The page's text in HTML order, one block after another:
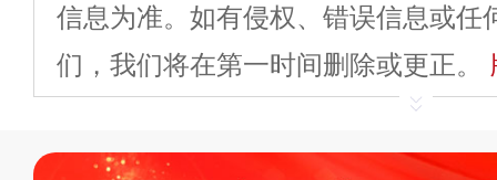
信息为准。如有侵权、错误信息或任
们，我们将在第一时间删除或更正。
平台自有内容（文字
标、LOGO 等）知识产权归本站所